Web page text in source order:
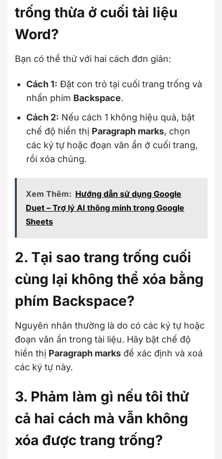
trống thừa ở cuối tài liệu
Word?
Bạn có thể thử với hai cách đơn giản:
Cách 1: Đặt con trỏ tại cuối trang trống và
nhấn phím Backspace.
Cách 2: Nếu cách 1 không hiệu quả, bật
chế độ hiển thị Paragraph marks, chọn
các ký tự hoặc đoạn văn ẩn ở cuối trang,
rồi xóa chúng.
Xem Thêm: Hướng dẫn sử dụng Google
Duet – Trợ lý AI thông minh trong Google
Sheets
2. Tại sao trang trống cuối
cùng lại không thể xóa bằng
phím Backspace?
Nguyên nhân thường là do có các ký tự hoặc
đoạn văn ẩn trong tài liệu. Hãy bật chế độ
hiển thị Paragraph marks để xác định và xoá
các ký tự này.
3. Phảm làm gì nếu tôi thử
cả hai cách mà vẫn không
xóa được trang trống?